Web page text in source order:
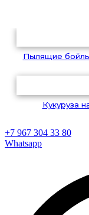
Пылящие бойлы
Кукуруза
+7 967 304 33 80
Whatsapp